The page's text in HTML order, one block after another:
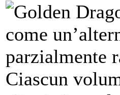
Golden
come
parzialmente
Ciascun